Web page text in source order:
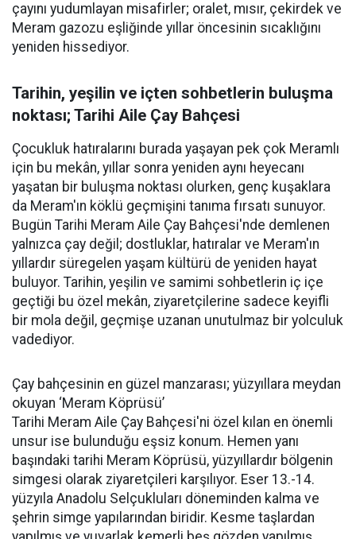
çayını yudumlayan misafirler; oralet, mısır, çekirdek ve
Meram gazozu eşliğinde yıllar öncesinin sıcaklığını
yeniden hissediyor.
Tarihin, yeşilin ve içten sohbetlerin buluşma
noktası; Tarihi Aile Çay Bahçesi
Çocukluk hatıralarını burada yaşayan pek çok Meramlı
için bu mekân, yıllar sonra yeniden aynı heyecanı
yaşatan bir buluşma noktası olurken, genç kuşaklara
da Meram'ın köklü geçmişini tanıma fırsatı sunuyor.
Bugün Tarihi Meram Aile Çay Bahçesi'nde demlenen
yalnızca çay değil; dostluklar, hatıralar ve Meram'ın
yıllardır süregelen yaşam kültürü de yeniden hayat
buluyor. Tarihin, yeşilin ve samimi sohbetlerin iç içe
geçtiği bu özel mekân, ziyaretçilerine sadece keyifli
bir mola değil, geçmişe uzanan unutulmaz bir yolculuk
vadediyor.
Çay bahçesinin en güzel manzarası; yüzyıllara meydan
okuyan ‘Meram Köprüsü’
Tarihi Meram Aile Çay Bahçesi'ni özel kılan en önemli
unsur ise bulunduğu eşsiz konum. Hemen yanı
başındaki tarihi Meram Köprüsü, yüzyıllardır bölgenin
simgesi olarak ziyaretçileri karşılıyor. Eser 13.-14.
yüzyıla Anadolu Selçukluları döneminden kalma ve
şehrin simge yapılarından biridir. Kesme taşlardan